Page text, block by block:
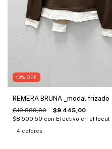
13% OFF
REMERA BRUNA _modal frizado
$10.889,00 $9.445,00
$8.500,50 con Efectivo en el local
4 colores